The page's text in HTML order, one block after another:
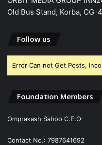
Old Bus Stand, Korba, CG-
Follow us
Error Can not Get Posts,
Foundation Members
Omprakash Sahoo C.E.O
Contact No.: 7987641692